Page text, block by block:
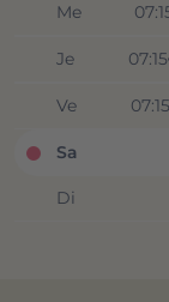
Me
Je 07:15
Ve 07:15
Sa
Di